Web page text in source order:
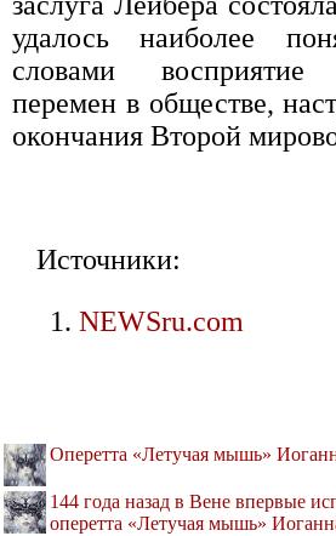
удалось наиболее
словами восприятие
перемен в обществе,
окончания Второй
Источники:
NEWSru.com
Оперетта «Летучая мышь»
144 года назад в Вене впервые
оперетта «Летучая мышь»